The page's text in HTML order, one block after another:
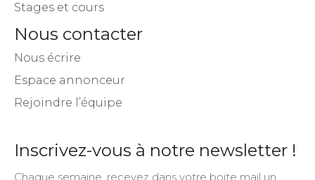
Stages et cours
Nous contacter
Nous écrire
Espace annonceur
Rejoindre l’équipe
Inscrivez-vous à notre newsletter !
Chaque semaine, recevez dans votre boite mail un